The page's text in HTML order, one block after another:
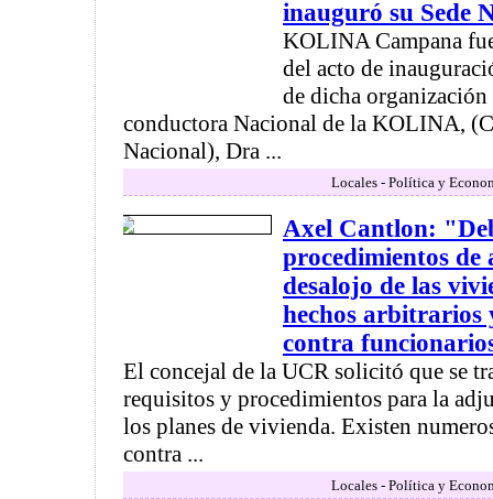
inauguró su Sede
KOLINA Campana
del acto de
de dicha organización
conductora Nacional de la KOLINA,
Nacional), Dra ...
Locales - Política y
Axel Cantlon:
procedimientos
desalojo de las
hechos arbitrarios
contra
El concejal de la UCR solicitó que se
requisitos y procedimientos para la
los planes de vivienda. Existen
contra ...
Locales - Política y